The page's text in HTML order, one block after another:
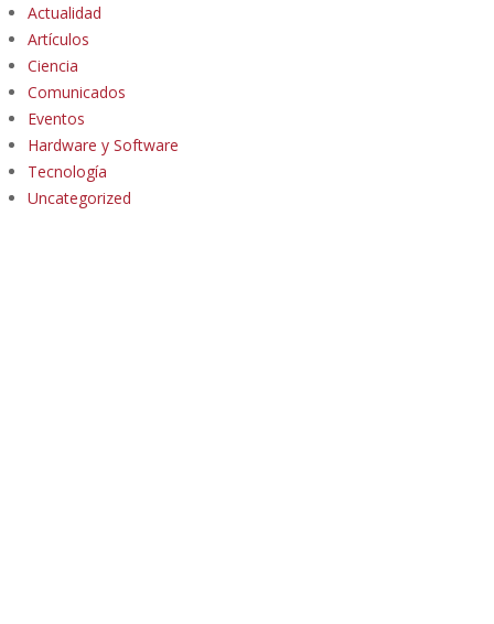
Actualidad
Artículos
Ciencia
Comunicados
Eventos
Hardware y Software
Tecnología
Uncategorized